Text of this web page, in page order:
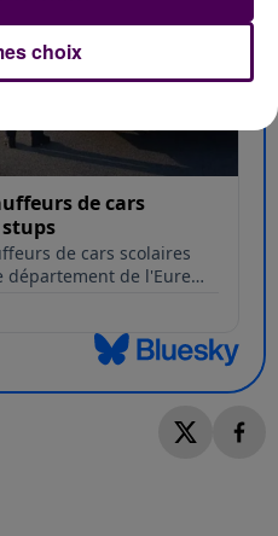
choix